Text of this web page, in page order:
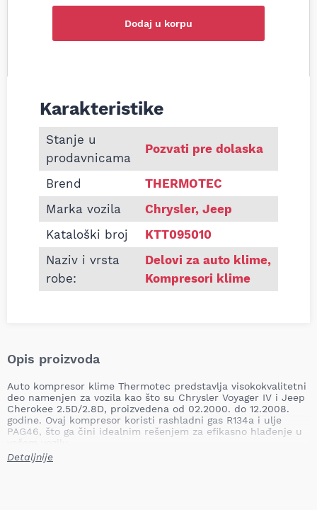
Dodaj u korpu
Informacije o Kompresor klime Jeep Cherokee
Karakteristike
Stanje u
prodavnicama
Pozvati pre dolaska
Brend
THERMOTEC
Marka vozila
Chrysler, Jeep
Kataloški broj
KTT095010
Naziv i vrsta
robe:
Delovi za auto klime,
Kompresori klime
Opis proizvoda
Auto kompresor klime Thermotec predstavlja visokokvalitetni
deo namenjen za vozila kao što su Chrysler Voyager IV i Jeep
Cherokee 2.5D/2.8D, proizvedena od 02.2000. do 12.2008.
godine. Ovaj kompresor koristi rashladni gas R134a i ulje
PAG46, što ga čini idealnim rešenjem za efikasno hlađenje u
Tip kompresora:
Detaljnije